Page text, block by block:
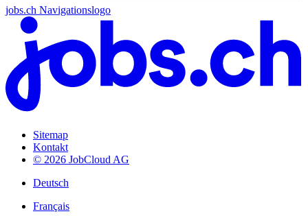
jobs.ch Navigationslogo
Sitemap
Kontakt
© 2026 JobCloud AG
Deutsch
Français